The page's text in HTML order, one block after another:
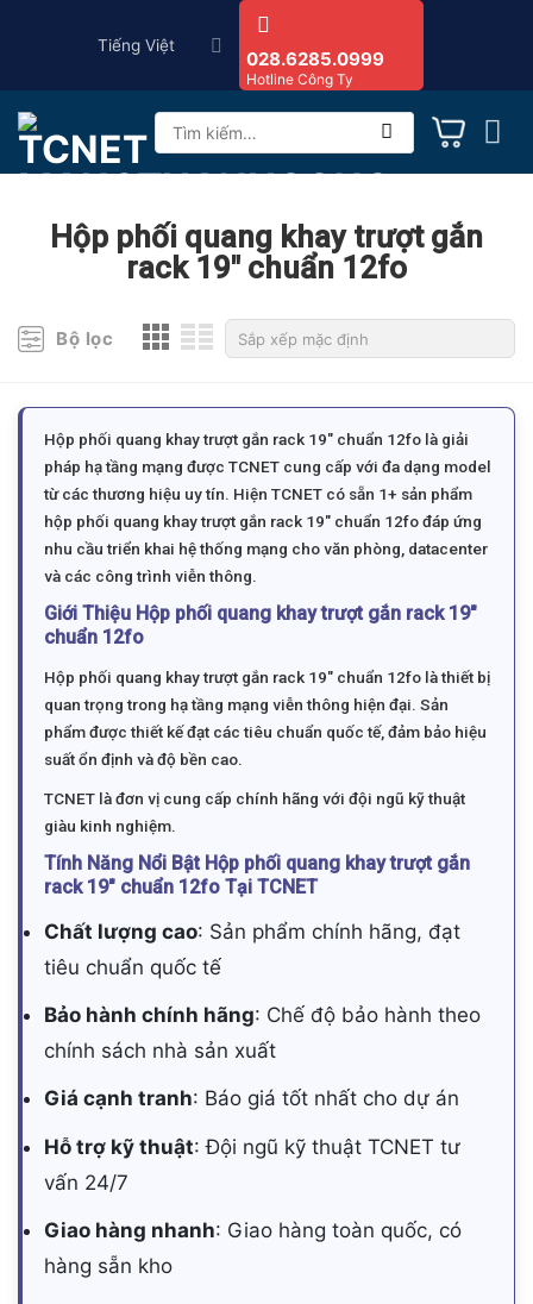
Tiếng Việt
028.6285.0999
Hotline Công Ty
Tìm
kiếm:
Hộp phối quang khay trượt gắn
rack 19" chuẩn 12fo
Bộ lọc
Hộp phối quang khay trượt gắn rack 19″ chuẩn 12fo là giải
pháp hạ tầng mạng được TCNET cung cấp với đa dạng model
từ các thương hiệu uy tín. Hiện TCNET có sẵn 1+ sản phẩm
hộp phối quang khay trượt gắn rack 19″ chuẩn 12fo đáp ứng
nhu cầu triển khai hệ thống mạng cho văn phòng, datacenter
và các công trình viễn thông.
Giới Thiệu Hộp phối quang khay trượt gắn rack 19″
chuẩn 12fo
Hộp phối quang khay trượt gắn rack 19″ chuẩn 12fo là thiết bị
quan trọng trong hạ tầng mạng viễn thông hiện đại. Sản
phẩm được thiết kế đạt các tiêu chuẩn quốc tế, đảm bảo hiệu
suất ổn định và độ bền cao.
TCNET là đơn vị cung cấp chính hãng với đội ngũ kỹ thuật
giàu kinh nghiệm.
Tính Năng Nổi Bật Hộp phối quang khay trượt gắn
rack 19″ chuẩn 12fo Tại TCNET
Chất lượng cao: Sản phẩm chính hãng, đạt
tiêu chuẩn quốc tế
Bảo hành chính hãng: Chế độ bảo hành theo
chính sách nhà sản xuất
Giá cạnh tranh: Báo giá tốt nhất cho dự án
Hỗ trợ kỹ thuật: Đội ngũ kỹ thuật TCNET tư
vấn 24/7
Giao hàng nhanh: Giao hàng toàn quốc, có
hàng sẵn kho